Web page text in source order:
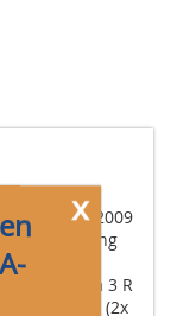
dann ab 2009
Altherma 3 R
Perfera (2x
x